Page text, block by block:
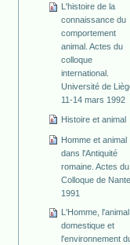
L'histoire de la
connaissance du
comportement
animal. Actes du
colloque
international.
Université de
11-14 mars 1992
Histoire et animal
Homme et animal
dans l'Antiquité
romaine. Actes du
Colloque de
1991
L'Homme, l'animal
domestique et
l'environnement